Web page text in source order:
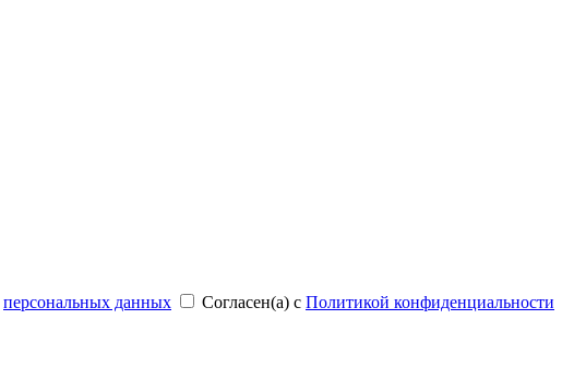
персональных данных Согласен(а) с Политикой конфиденциальности